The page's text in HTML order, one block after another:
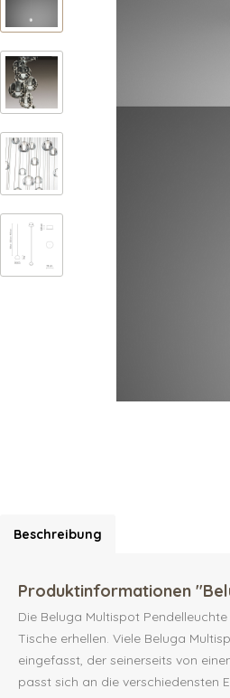
Beschreibung
Produktinformationen
Die Beluga Multispot
Tische erhellen. Viele Beluga
eingefasst, der seinerseits von
passt sich an die verschiedensten